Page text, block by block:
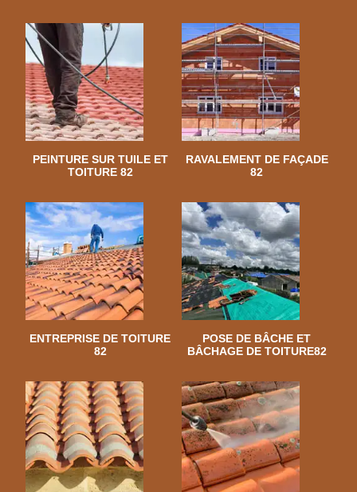
PEINTURE SUR TUILE ET
TOITURE 82
RAVALEMENT DE FAÇADE
82
ENTREPRISE DE TOITURE
82
POSE DE BÂCHE ET
BÂCHAGE DE TOITURE82